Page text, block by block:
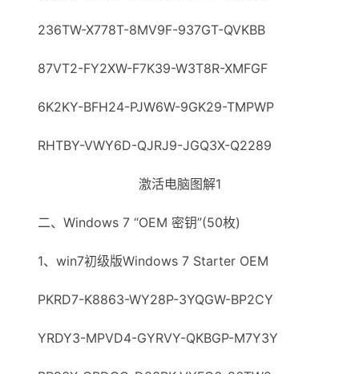
236ТW-X778T-8MV9F-937GT-QVKBB
87VT2-FY2XW-F7K39-W3T8R-XMFGF
6K2KY-BFH24-PJW6W-9GK29-TMPWP
RHTBY-VWY6D-QJRJ9-JGQ3X-Q2289
激活电脑图解1
二、Windows 7 “OEM 密钥”(50枚)
1、win7初级版Windows 7 Starter OEM
PKRD7-K8863-WY28P-3YQGW-BP2CY
YRDY3-MPVD4-GYRVY-QKBGP-M7Y3Y